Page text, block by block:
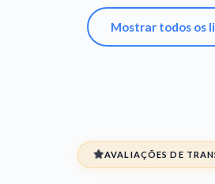
Mostrar todos os
AVALIAÇÕES DE